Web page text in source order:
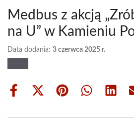
Medbus z akcją
na U” w Kamieniu
Data dodania: 3 czerwca 2025 r.
Share
Share
(Twitter)
Share Share Share